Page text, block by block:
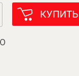
КУПИТЬ